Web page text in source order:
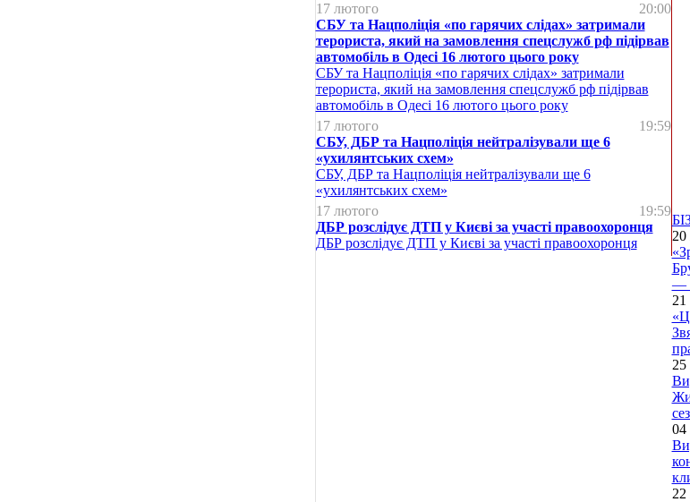
17 лютого
20:00
СБУ та Нацполіція «по гарячих слідах» затримали
терориста, який на замовлення спецслужб рф підірвав
автомобіль в Одесі 16 лютого цього року
СБУ та Нацполіція «по гарячих слідах» затримали
терориста, який на замовлення спецслужб рф підірвав
автомобіль в Одесі 16 лютого цього року
17 лютого
19:59
СБУ, ДБР та Нацполіція нейтралізували ще 6
«ухилянтських схем»
СБУ, ДБР та Нацполіція нейтралізували ще 6
«ухилянтських схем»
17 лютого
19:59
ДБР розслідує ДТП у Києві за участі правоохоронця
ДБР розслідує ДТП у Києві за участі правоохоронця
20
—
21
25
04
22